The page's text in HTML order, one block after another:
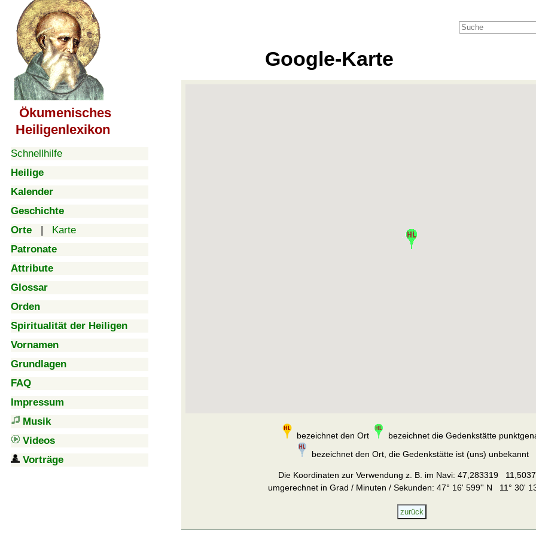
Ökumenisches
Heiligenlexikon
Schnellhilfe
Heilige
Kalender
Geschichte
Orte | Karte
Patronate
Attribute
Glossar
Orden
Spiritualität der Heiligen
Vornamen
Grundlagen
FAQ
Impressum
Musik
Videos
Vorträge
Google-Karte
bezeichnet den Ort
bezeichnet die Gedenkstätte
bezeichnet den Ort, die Gedenkstätte ist (uns) unbekannt
Die Koordinaten zur Verwendung z. B. im Navi: 47,283319
umgerechnet in Grad / Minuten / Sekunden: 47° 16' 599'' N 11° 30'